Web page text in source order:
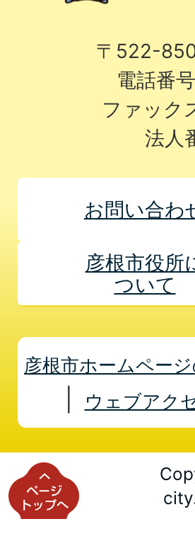
〒522-
電話番
ファック
法人
お問い合わ
彦根市役所
ついて
彦根市ホームペー
ウェブアク